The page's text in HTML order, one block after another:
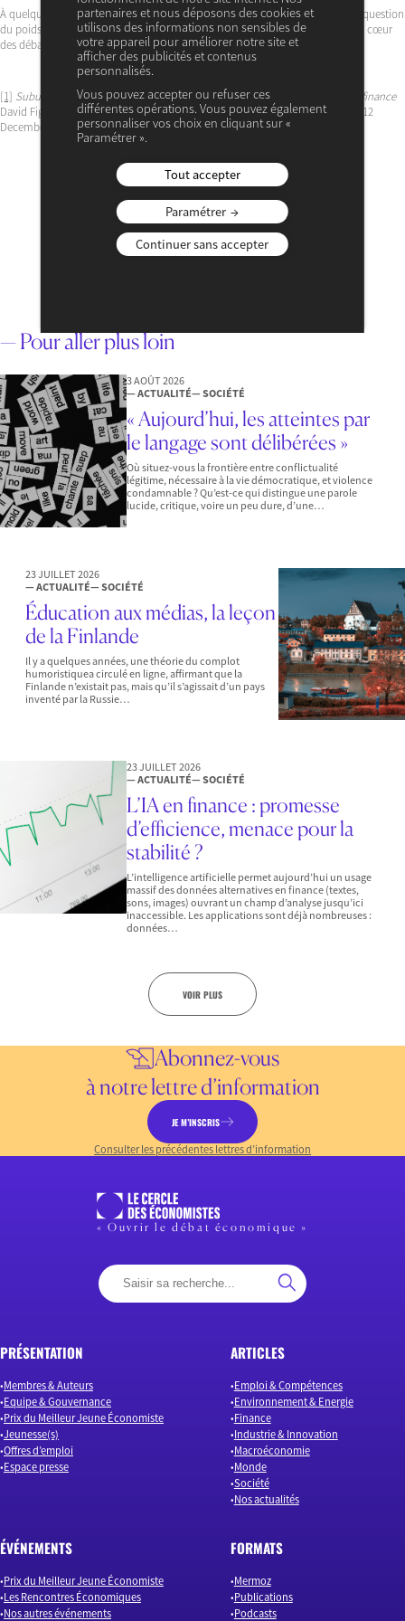
À quelques semaines des Rencontres Économiques d’Aix-en-Provence, cette question
du poids des générations dans les choix collectifs apparaît plus que jamais au cœur
des débats sur l’avenir de notre modèle économique et social.
[1] Suburbanization, demographic change and the consequences for school finance
David Figlio, Deborah FletcherJournal of Public Economics,Vol 96 Issues 11-12
December 2012, Pages 1144-1153
Pauline Rossi
Nominée Prix du Meilleur Jeune Économiste
— Pour aller plus loin
3 AOÛT 2026
— ACTUALITÉ— SOCIÉTÉ
« Aujourd’hui, les atteintes par
le langage sont délibérées »
Où situez-vous la frontière entre conflictualité
légitime, nécessaire à la vie démocratique, et violence
condamnable ? Qu’est-ce qui distingue une parole
lucide, critique, voire un peu dure, d’une…
23 JUILLET 2026
— ACTUALITÉ— SOCIÉTÉ
Éducation aux médias, la leçon
de la Finlande
Il y a quelques années, une théorie du complot
humoristiquea circulé en ligne, affirmant que la
Finlande n’existait pas, mais qu’il s’agissait d’un pays
inventé par la Russie…
23 JUILLET 2026
— ACTUALITÉ— SOCIÉTÉ
L’IA en finance : promesse
d’efficience, menace pour la
stabilité ?
L’intelligence artificielle permet aujourd’hui un usage
massif des données alternatives en finance (textes,
sons, images) ouvrant un champ d’analyse jusqu’ici
inaccessible. Les applications sont déjà nombreuses :
données…
VOIR PLUS
Abonnez-vous
à notre lettre d’information
JE M’INSCRIS
Consulter les précédentes lettres d’information
« Ouvrir le débat économique »
PRÉSENTATION
Membres & Auteurs
Equipe & Gouvernance
Prix du Meilleur Jeune Économiste
Jeunesse(s)
Offres d’emploi
Espace presse
ARTICLES
Emploi & Compétences
Environnement & Energie
Finance
Industrie & Innovation
Macroéconomie
Monde
Société
Nos actualités
ÉVÉNEMENTS
Prix du Meilleur Jeune Économiste
Les Rencontres Économiques
Nos autres événements
FORMATS
Mermoz
Publications
Podcasts
partenaires et nous déposons des cookies et
utilisons des informations non sensibles de
votre appareil pour améliorer notre site et
afficher des publicités et contenus
personnalisés.
Vous pouvez accepter ou refuser ces
différentes opérations. Vous pouvez également
personnaliser vos choix en cliquant sur «
Paramétrer ».
Tout accepter
Paramétrer
Continuer sans accepter